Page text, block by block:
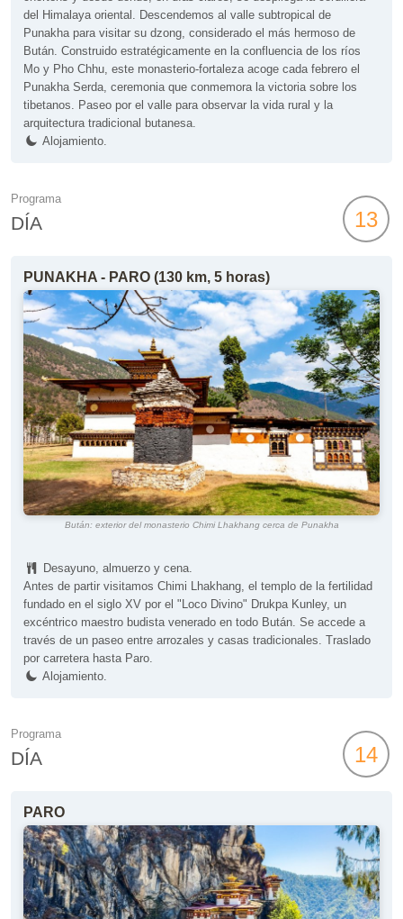
del Himalaya oriental. Descendemos al valle subtropical de
Punakha para visitar su dzong, considerado el más hermoso de
Bután. Construido estratégicamente en la confluencia de los ríos
Mo y Pho Chhu, este monasterio-fortaleza acoge cada febrero el
Punakha Serda, ceremonia que conmemora la victoria sobre los
tibetanos. Paseo por el valle para observar la vida rural y la
arquitectura tradicional butanesa.
Alojamiento.
Programa
DÍA 13
PUNAKHA - PARO (130 km, 5 horas)
Bután: exterior del monasterio Chimi Lhakhang cerca de Punakha
Desayuno, almuerzo y cena.
Antes de partir visitamos Chimi Lhakhang, el templo de la fertilidad
fundado en el siglo XV por el "Loco Divino" Drukpa Kunley, un
excéntrico maestro budista venerado en todo Bután. Se accede a
través de un paseo entre arrozales y casas tradicionales. Traslado
por carretera hasta Paro.
Alojamiento.
Programa
DÍA 14
PARO